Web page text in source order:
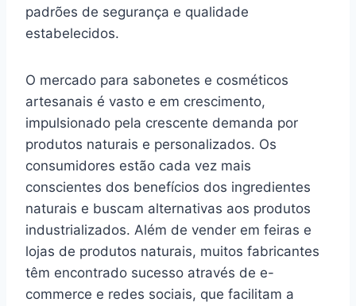
padrões de segurança e qualidade
estabelecidos.
O mercado para sabonetes e cosméticos
artesanais é vasto e em crescimento,
impulsionado pela crescente demanda por
produtos naturais e personalizados. Os
consumidores estão cada vez mais
conscientes dos benefícios dos ingredientes
naturais e buscam alternativas aos produtos
industrializados. Além de vender em feiras e
lojas de produtos naturais, muitos fabricantes
têm encontrado sucesso através de e-
commerce e redes sociais, que facilitam a